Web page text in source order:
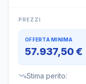
PREZZI
OFFERTA MINIMA
57.937,50 €
Stima perito: